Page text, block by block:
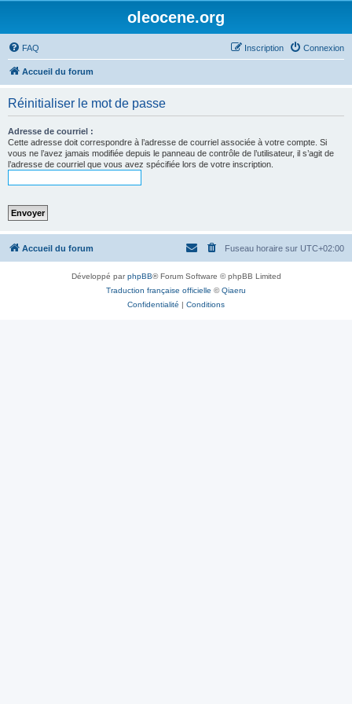
oleocene.org
FAQ Connexion
Inscription
Accueil du forum
Réinitialiser le mot de passe
Adresse de courriel :
Cette adresse doit correspondre à l’adresse de courriel associée à votre compte. Si
vous ne l’avez jamais modifiée depuis le panneau de contrôle de l’utilisateur, il s’agit de
l’adresse de courriel que vous avez spécifiée lors de votre inscription.
Accueil du forum Fuseau horaire sur UTC+02:00
Développé parphpBB® Forum Software © phpBB Limited
Traduction française officielle ©Qiaeru
Confidentialité | Conditions